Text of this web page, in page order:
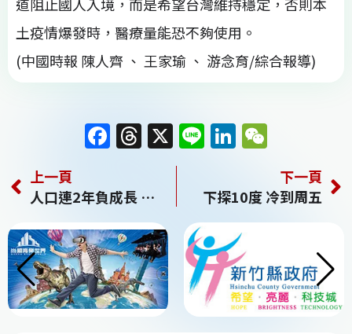
土疫情爆發時，醫療量能恐不夠使用。
(中國時報 陳人齊 、 王家瑜 、 游念育/綜合報導)
F
a
c
e
b
o
o
k
T
h
a
d
s
X Li
n
e
Li
n
k
e
dI
n
C
h
上一頁
人口連2年負成長 去年新生兒剩15.3萬再創新低
下一頁
下探10度 冷到周五